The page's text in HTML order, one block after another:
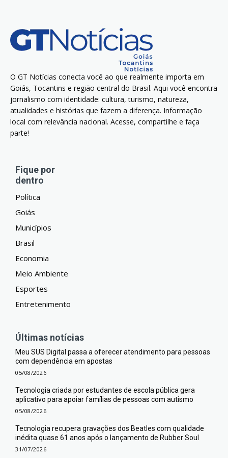
O GT Notícias conecta você ao que realmente importa em
Goiás, Tocantins e região central do Brasil. Aqui você encontra
jornalismo com identidade: cultura, turismo, natureza,
atualidades e histórias que fazem a diferença. Informação
local com relevância nacional. Acesse, compartilhe e faça
parte!
Fique por
dentro
Política
Goiás
Municípios
Brasil
Economia
Meio Ambiente
Esportes
Entretenimento
Últimas notícias
Meu SUS Digital passa a oferecer atendimento para pessoas
com dependência em apostas
05/08/2026
Tecnologia criada por estudantes de escola pública gera
aplicativo para apoiar famílias de pessoas com autismo
05/08/2026
Tecnologia recupera gravações dos Beatles com qualidade
inédita quase 61 anos após o lançamento de Rubber Soul
31/07/2026